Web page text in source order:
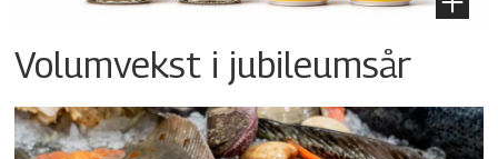
Volumvekst i jubileumsår